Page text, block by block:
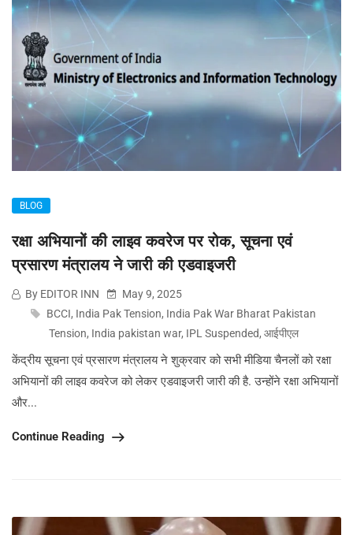
BLOG
रक्षा अभियानों की लाइव कवरेज पर रोक, सूचना एवं
प्रसारण मंत्रालय ने जारी की एडवाइजरी
By EDITOR INN
May 9, 2025
BCCI, India Pak Tension, India Pak War Bharat Pakistan
Tension, India pakistan war, IPL Suspended, आईपीएल
केंद्रीय सूचना एवं प्रसारण मंत्रालय ने शुक्रवार को सभी मीडिया चैनलों को रक्षा
अभियानों की लाइव कवरेज को लेकर एडवाइजरी जारी की है. उन्होंने रक्षा अभियानों
और...
Continue Reading